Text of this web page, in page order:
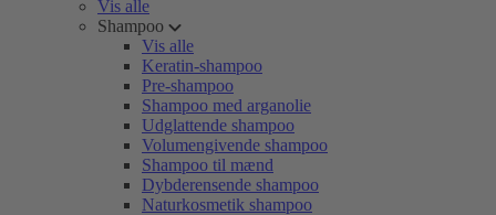
Vis alle
Shampoo
Vis alle
Keratin-shampoo
Pre-shampoo
Shampoo med arganolie
Udglattende shampoo
Volumengivende shampoo
Shampoo til mænd
Dybderensende shampoo
Naturkosmetik shampoo